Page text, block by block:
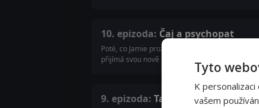
10. epizoda: Čaj a psychopat
Poté, co Jamie prozradí Roxie, že Darryl je
přijímá svou nově nalezenou sílu tím, že
9. epizoda: Tasery a výmaz duše
Tyto
K
vašem